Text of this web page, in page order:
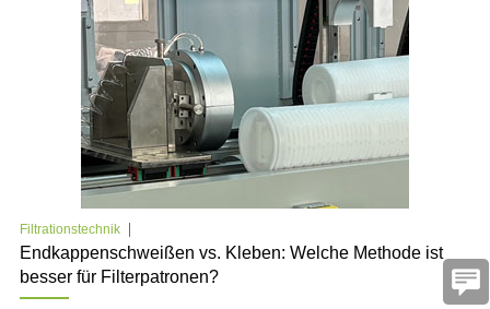
Filtrationstechnik
Endkappenschweißen vs. Kleben: Welche Methode ist
besser für Filterpatronen?